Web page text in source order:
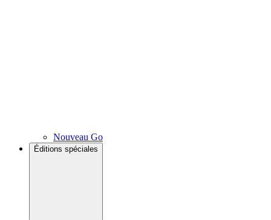
Nouveau Go
Éditions spéciales